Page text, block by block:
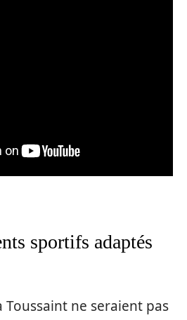
sportifs adaptés
Toussaint ne seraient pas